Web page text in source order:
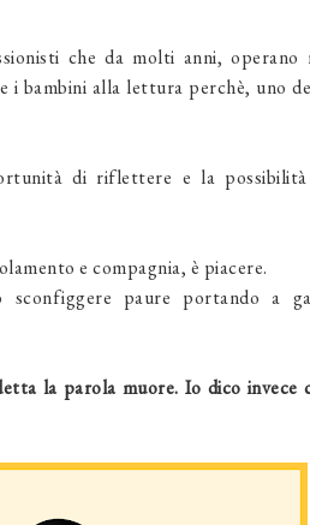
che da molti anni, operano
i bambini alla lettura perchè, uno
di riflettere e la
e compagnia, è piacere.
sconfiggere paure portando a
la parola muore. Io dico invece